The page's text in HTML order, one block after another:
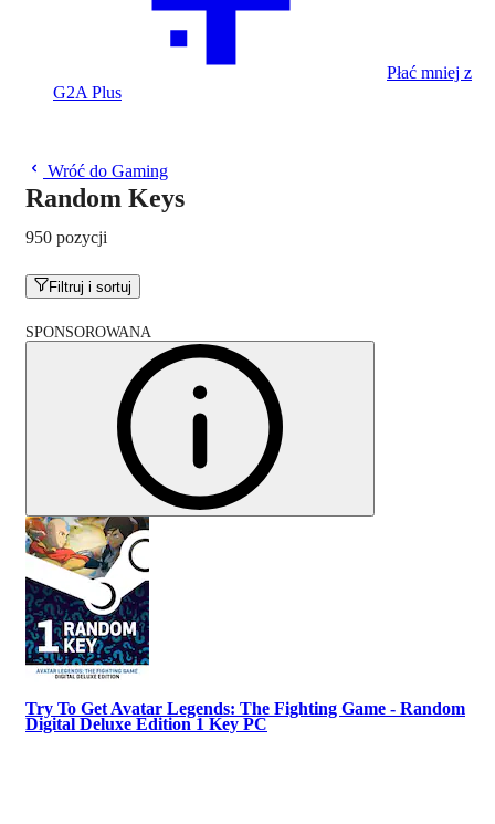
Płać mniej z
G2A Plus
Wróć do Gaming
Random Keys
950 pozycji
Filtruj i sortuj
SPONSOROWANA
Try To Get Avatar Legends: The Fighting Game - Random
Digital Deluxe Edition 1 Key PC